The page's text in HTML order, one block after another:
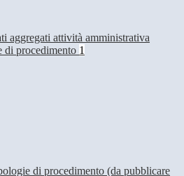
aggregati attività amministrativa
di procedimento 1
di procedimento (da pubblicare